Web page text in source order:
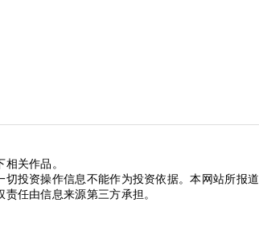
关作品。
投资操作信息不能作为投资依据。本网站所报道
任由信息来源第三方承担。